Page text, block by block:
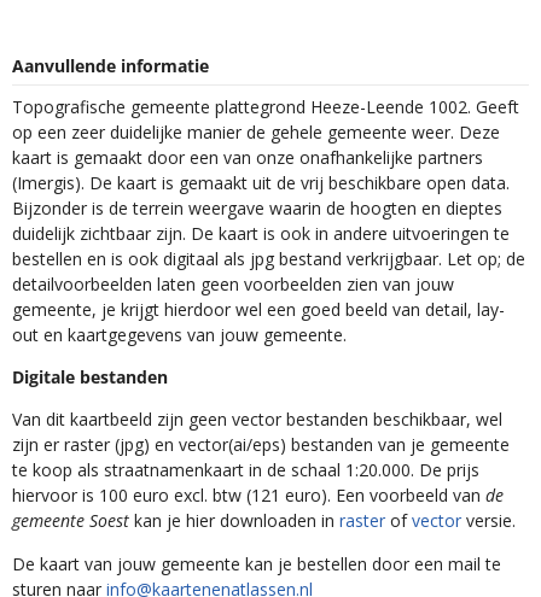
Aanvullende informatie
Topografische gemeente plattegrond Heeze-Leende 1002. Geeft
op een zeer duidelijke manier de gehele gemeente weer. Deze
kaart is gemaakt door een van onze onafhankelijke partners
(Imergis). De kaart is gemaakt uit de vrij beschikbare open data.
Bijzonder is de terrein weergave waarin de hoogten en dieptes
duidelijk zichtbaar zijn. De kaart is ook in andere uitvoeringen te
bestellen en is ook digitaal als jpg bestand verkrijgbaar. Let op; de
detailvoorbeelden laten geen voorbeelden zien van jouw
gemeente, je krijgt hierdoor wel een goed beeld van detail, lay-
out en kaartgegevens van jouw gemeente.
Digitale bestanden
Van dit kaartbeeld zijn geen vector bestanden beschikbaar, wel
zijn er raster (jpg) en vector(ai/eps) bestanden van je gemeente
te koop als straatnamenkaart in de schaal 1:20.000. De prijs
hiervoor is 100 euro excl. btw (121 euro). Een voorbeeld van de
gemeente Soest kan je hier downloaden in raster ofvector versie.
De kaart van jouw gemeente kan je bestellen door een mail te
sturen naar info@kaartenenatlassen.nl